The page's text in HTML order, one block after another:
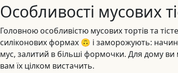
Особливості мусових
Головною особливістю мусових тортів та
силіконових формах 🙃 і заморожують:
мус, залитий в більші формочки. Для дому
вам їх цілком вистачить.